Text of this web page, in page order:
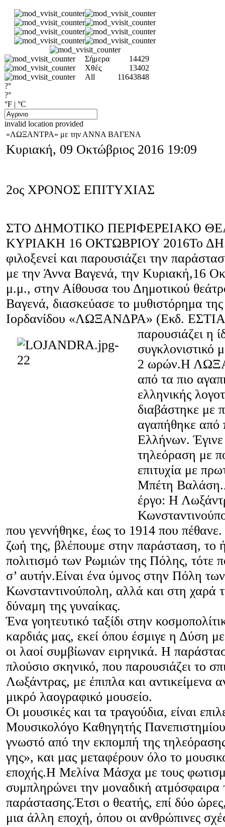
Σήμερα
14429
Χθές
13402
All
11643848
?°
?°
°F | °C
invalid location provided
«ΛΩΞΑΝΤΡΑ» με την ΑΝΝΑ ΒΑΓΕΝΑ
Κυριακή, 09 Οκτώβριος 2016 19:09
2ος ΧΡΟΝΟΣ ΕΠΙΤΥΧΙΑΣ
ΣΤΟ ΔΗΜΟΤΙΚΟ ΠΕΡΙΦΕΡΕΙΑΚΟ
ΚΥΡΙΑΚΗ 16 ΟΚΤΩΒΡΙΟΥ 2016Το
φιλοξενεί και παρουσιάζει την
με την Άννα Βαγενά, την Κυριακή,16
μ.μ., στην Αίθουσα του Δημοτικού
Βαγενά, διασκεύασε το μυθιστόρημα
Ιορδανίδου «ΛΩΞΑΝΔΡΑ» (Εκδ.
παρουσιάζει η
συγκλονιστικό
2 ωρών.Η
από τα πιο
ελληνικής
διαβάστηκε με
αγαπήθηκε από
Ελλήνων. Έγινε
τηλεόραση με
επιτυχία με
Μπέτη
έργο: Η
που γεννήθηκε, έως το 1914 που
ζωή της, βλέπουμε στην παράσταση, το
πολιτισμό των Ρωμιών της Πόλης, τότε
σ’ αυτήν.Είναι ένα ύμνος στην Πόλη
Κωνσταντινούπολη, αλλά και στη χαρά
δύναμη της γυναίκας.
Ένα γοητευτικό ταξίδι στην
καρδιάς μας, εκεί όπου έσμιγε η Δύση
οι λαοί συμβίωναν ειρηνικά. Η
πλούσιο σκηνικό, που παρουσιάζει το
Λωξάντρας, με έπιπλα και αντικείμενα
μικρό λαογραφικό μουσείο.
Οι μουσικές και τα τραγούδια, είναι
Μουσικολόγο Καθηγητής
γνωστό από την εκπομπή της
γης», και μας μεταφέρουν όλο το
εποχής.Η Μελίνα Μάσχα με τους
συμπληρώνει την μοναδική ατμόσφαιρα
παράστασης.Έτσι ο θεατής, επί δύο
μια άλλη εποχή, όπου οι ανθρώπινες